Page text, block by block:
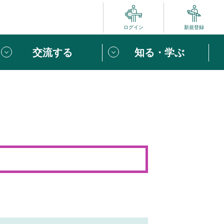
ログイン 新規登録
めての方へ
けたい６つのこと
交流する 知る・学ぶ
ュー
の一歩